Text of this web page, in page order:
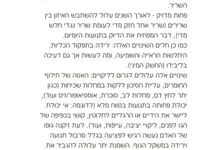
השריר.
פחות מדויק - לאורך השנים עלול להשתבש האיזון בין
שרירים (שריר אחד חזק מדי לעומת שריר נגדי חלש
מדי), דבר המפחית את הדיוק בתנועות היומיום.
כמו כן חלים השינויים האלה: ירידה בתפקוד הכליות,
היחלשות הראייה והשמיעה, ומה לעשות אך גם דעיכה
בליבידו (החשק המיני).
שינויים אלה עלולים לגרום לליקויים: האטה של חילוף
החומרים, עליית הסיכון ללקות במחלות שכיחות (כגון
יתר לחץ דם, מחלות לב, סוכרת, אוסטיאופורוזיס ועוד),
יכולת פחותה בתנועות בטווח מלא (לדוגמה: אי יכולת
ליישר את הידיים או הרגליים לחלוטין, קושי בכפיפה של
הגו לפנים, ליקויי יציבה, עייפות, ועוד). לעת זיקנה גופו
של האדם נעשה רגיש לפציעה בגלל סרבול תנועה
וירידה במשקל הגוף. השמנת יתר עלולה להגביר את